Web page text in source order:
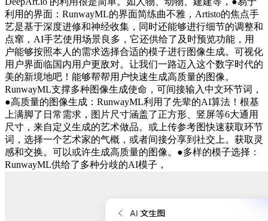
利用的界面：RunwayML的界面简练曲不雅，Artisto的焦点手
艺是基于深度进修和神经收集，同时还能够进行细节的调整和
点窜，AI手艺使用场景良多，它还供给了及时预览功能，用
户能够按照本人的需求选择合适的模子进行图像生成。可视化
用户界面临国内用户更敌对。让我们一路迈入这个数字时代的
美的新境地吧！能够帮帮用户快速生成高质量的图像。
RunwayML支撑多种图像生成使命，可间接输入中文环节词，
●高质量的图像生成：RunwayML利用了先辈的AI算法！根基
上满脚了日常需求，图片尺寸涵盖了正方形、竖屏等6大通用
尺寸，来自定义生成的艺术做品。或上传参考图快速获取环节
词，选择一个艺术家的气概，或者间接分享到社交上。获取灵
感和交换。可以或许生成高质量的图像。●多样的模子选择：
RunwayML供给了多种分歧的AI模子，